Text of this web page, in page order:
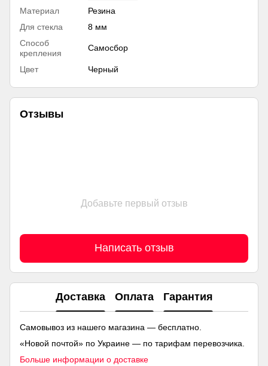
Материал
Резина
Для стекла
8 мм
Способ
крепления
Самосбор
Цвет Черный
Отзывы
Добавьте первый отзыв
Написать отзыв
Доставка Оплата Гарантия
Самовывоз из нашего магазина — бесплатно.
«Новой почтой» по Украине — по тарифам перевозчика.
Больше информации о доставке